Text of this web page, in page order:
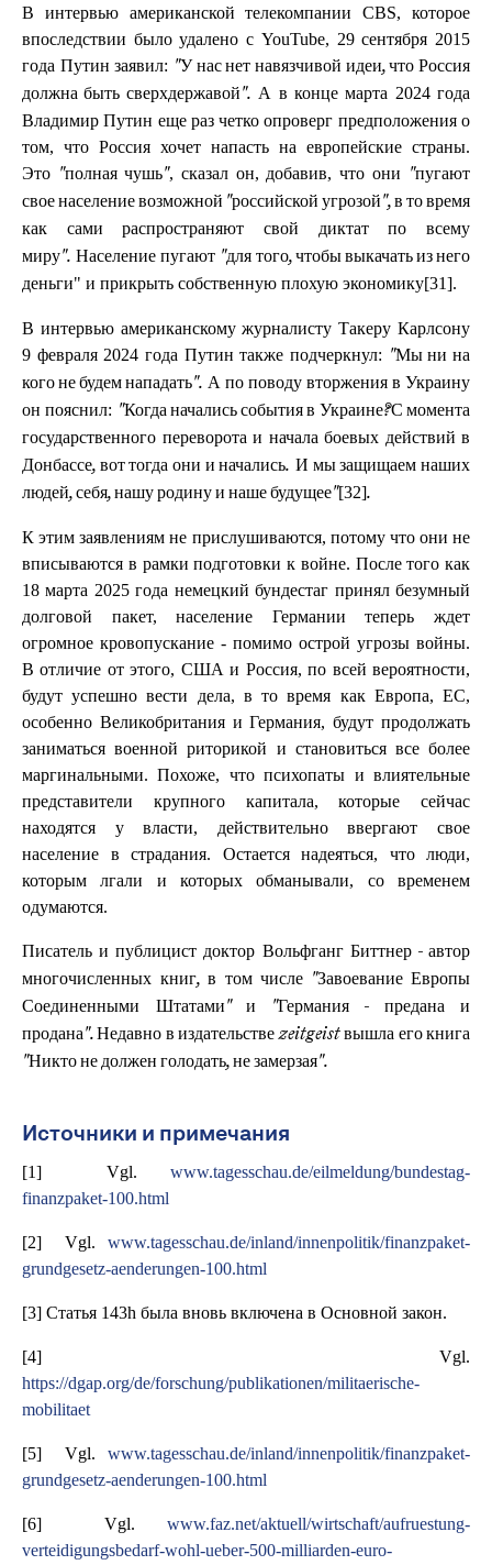
В интервью американской телекомпании CBS, которое
впоследствии было удалено с YouTube, 29 сентября 2015
года Путин заявил: "У нас нет навязчивой идеи, что Россия
должна быть сверхдержавой". А в конце марта 2024 года
Владимир Путин еще раз четко опроверг предположения о
том, что Россия хочет напасть на европейские страны.
Это "полная чушь", сказал он, добавив, что они
"пугают
свое население возможной "российской угрозой", в то время
как сами распространяют свой диктат по всему
миру". Население пугают "для того, чтобы выкачать из него
деньги" и прикрыть собственную плохую экономику[31].
В интервью американскому журналисту Такеру Карлсону
9 февраля 2024 года Путин также подчеркнул: "Мы ни на
кого не будем нападать". А по поводу вторжения в Украину
он пояснил: "Когда начались события в Украине?С момента
государственного переворота и начала боевых действий в
Донбассе, вот тогда они и начались. И мы защищаем наших
людей, себя, нашу родину и наше будущее"[32].
К этим заявлениям не прислушиваются, потому что они не
вписываются в рамки подготовки к войне. После того как
18 марта 2025 года немецкий бундестаг принял безумный
долговой пакет, население Германии теперь ждет
огромное кровопускание - помимо острой угрозы войны.
В отличие от этого, США и Россия, по всей вероятности,
будут успешно вести дела, в то время как Европа, ЕС,
особенно Великобритания и Германия, будут продолжать
заниматься военной риторикой и становиться все более
маргинальными. Похоже, что психопаты и влиятельные
представители крупного капитала, которые сейчас
находятся у власти, действительно ввергают свое
население в страдания. Остается надеяться, что люди,
которым лгали и которых обманывали, со временем
одумаются.
Писатель и публицист доктор Вольфганг Биттнер - автор
многочисленных книг, в том числе "Завоевание Европы
Соединенными Штатами" и "Германия - предана и
продана". Недавно в издательстве zeitgeist вышла его книга
"Никто не должен голодать, не замерзая".
Источники и примечания
[1] Vgl. www.tagesschau.de/eilmeldung/bundestag-
finanzpaket-100.html
[2] Vgl. www.tagesschau.de/inland/innenpolitik/finanzpaket-
grundgesetz-aenderungen-100.html
[3] Статья 143h была вновь включена в Основной закон.
[4] Vgl.
https://dgap.org/de/forschung/publikationen/militaerische-
mobilitaet
[5] Vgl. www.tagesschau.de/inland/innenpolitik/finanzpaket-
grundgesetz-aenderungen-100.html
[6] Vgl. www.faz.net/aktuell/wirtschaft/aufruestung-
verteidigungsbedarf-wohl-ueber-500-milliarden-euro-